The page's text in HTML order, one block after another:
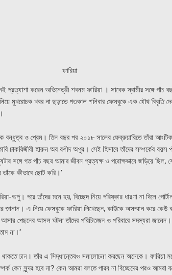
ফারিয়া
প্রত্যাশা করেন অভিনেত্রী শবনম ফারিয়া । সাবেক স্বামীর সঙ্গে পাঁচ
মুখরোচক খবর না ছড়াতে গতকাল শনিবার ফেসবুকে এক যৌথ বিবৃতি
বন্ধুত্ব ও প্রেম। তিন বছর পর ২০১৮ সালের ফেব্রুয়ারিতে তাঁরা
চাকরিজীবী হারুন অর রশীদ অপুর। সেই হিসাবে তাঁদের সম্পর্কের
সঙ্গে গত পাঁচ বছর আমার জীবন প্রত্যক্ষ ও পরোক্ষভাবে জড়িয়ে ছিল,
কীভাবে ছোট করি।’
অপু। পরে তাঁদের মনে হয়, বিচ্ছেদ নিয়ে পরিষ্কার ধারণা না দিলে
জানান। এ নিয়ে ফেসবুকে ফারিয়া লিখেছেন, কাউকে অসম্মান করে কেউ
পেছনের আসল ঘটনা তাঁদের পরিচিতজন ও পরিবারে সদস্যরা জানেন।
না।’
থাকতে চান। তাঁর এ সিদ্ধান্তেরও সমালোচনা করছেন অনেকে। ফারিয়া
কেন সুন্দর হবে না? কেন আমরা বলতে পারব না বিচ্ছেদের পরও আমরা